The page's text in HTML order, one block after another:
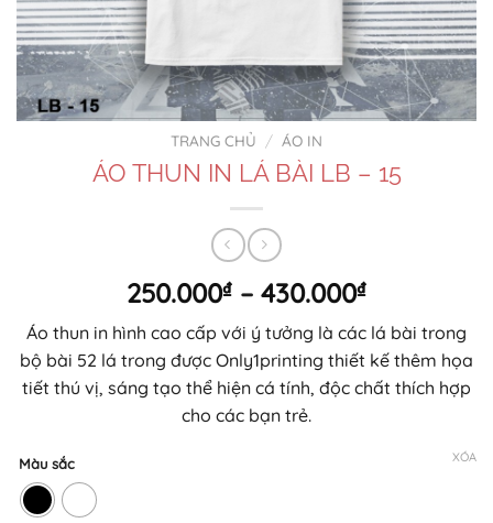
TRANG CHỦ / ÁO IN
ÁO THUN IN LÁ BÀI LB – 15
250.000₫ – 430.000₫Khoảng
giá:
từ
250.000₫
đến
Áo thun in hình cao cấp với ý tưởng là các lá bài trong
bộ bài 52 lá trong được Only1printing thiết kế thêm họa
tiết thú vị, sáng tạo thể hiện cá tính, độc chất thích hợp
cho các bạn trẻ.
Màu sắc XÓA